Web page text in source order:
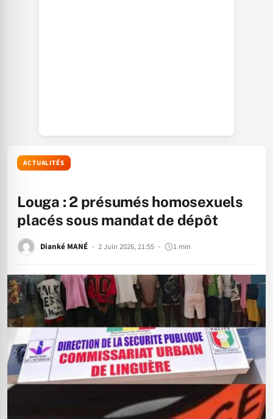
ACTUALITÉS
Louga : 2 présumés homosexuels
placés sous mandat de dépôt
Dianké MANÉ 2 Juin 2026, 21:55 1 min